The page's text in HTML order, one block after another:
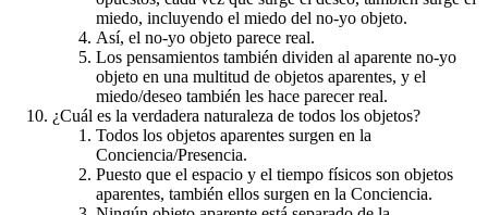
miedo, incluyendo el miedo del no-yo objeto.
Así, el no-yo objeto parece real.
Los pensamientos también dividen al aparente no-yo
objeto en una multitud de objetos aparentes, y el
miedo/deseo también les hace parecer real.
¿Cuál es la verdadera naturaleza de todos los objetos?
Todos los objetos aparentes surgen en la
Conciencia/Presencia.
Puesto que el espacio y el tiempo físicos son objetos
aparentes, también ellos surgen en la Conciencia.